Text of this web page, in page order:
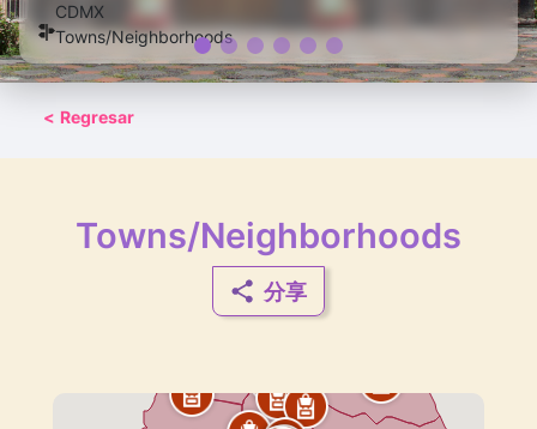
CDMX
Towns/Neighborhoods
< Regresar
Towns/Neighborhoods
分享